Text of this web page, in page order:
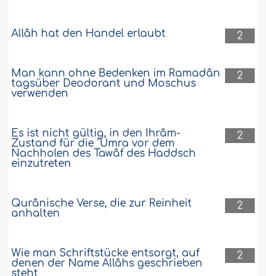
2
Allâh hat den Handel erlaubt
2
Man kann ohne Bedenken im Ramadân
tagsüber Deodorant und Moschus
verwenden
2
Es ist nicht gültig, in den Ihrâm-
Zustand für die ´Umra vor dem
Nachholen des Tawâf des Haddsch
einzutreten
2
Qurânische Verse, die zur Reinheit
anhalten
2
Wie man Schriftstücke entsorgt, auf
denen der Name Allâhs geschrieben
steht